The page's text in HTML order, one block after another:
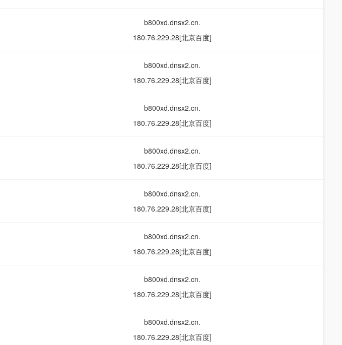
b800xd.dnsx2.cn.
180.76.229.28[北京百度]
b800xd.dnsx2.cn.
180.76.229.28[北京百度]
b800xd.dnsx2.cn.
180.76.229.28[北京百度]
b800xd.dnsx2.cn.
180.76.229.28[北京百度]
b800xd.dnsx2.cn.
180.76.229.28[北京百度]
b800xd.dnsx2.cn.
180.76.229.28[北京百度]
b800xd.dnsx2.cn.
180.76.229.28[北京百度]
b800xd.dnsx2.cn.
180.76.229.28[北京百度]